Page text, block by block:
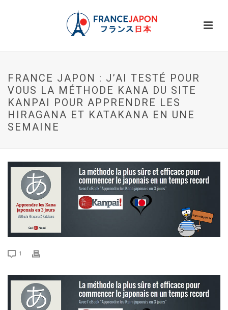
FRANCE JAPON : J’AI TESTÉ POUR
VOUS LA MÉTHODE KANA DU SITE
KANPAI POUR APPRENDRE LES
HIRAGANA ET KATAKANA EN UNE
SEMAINE
1